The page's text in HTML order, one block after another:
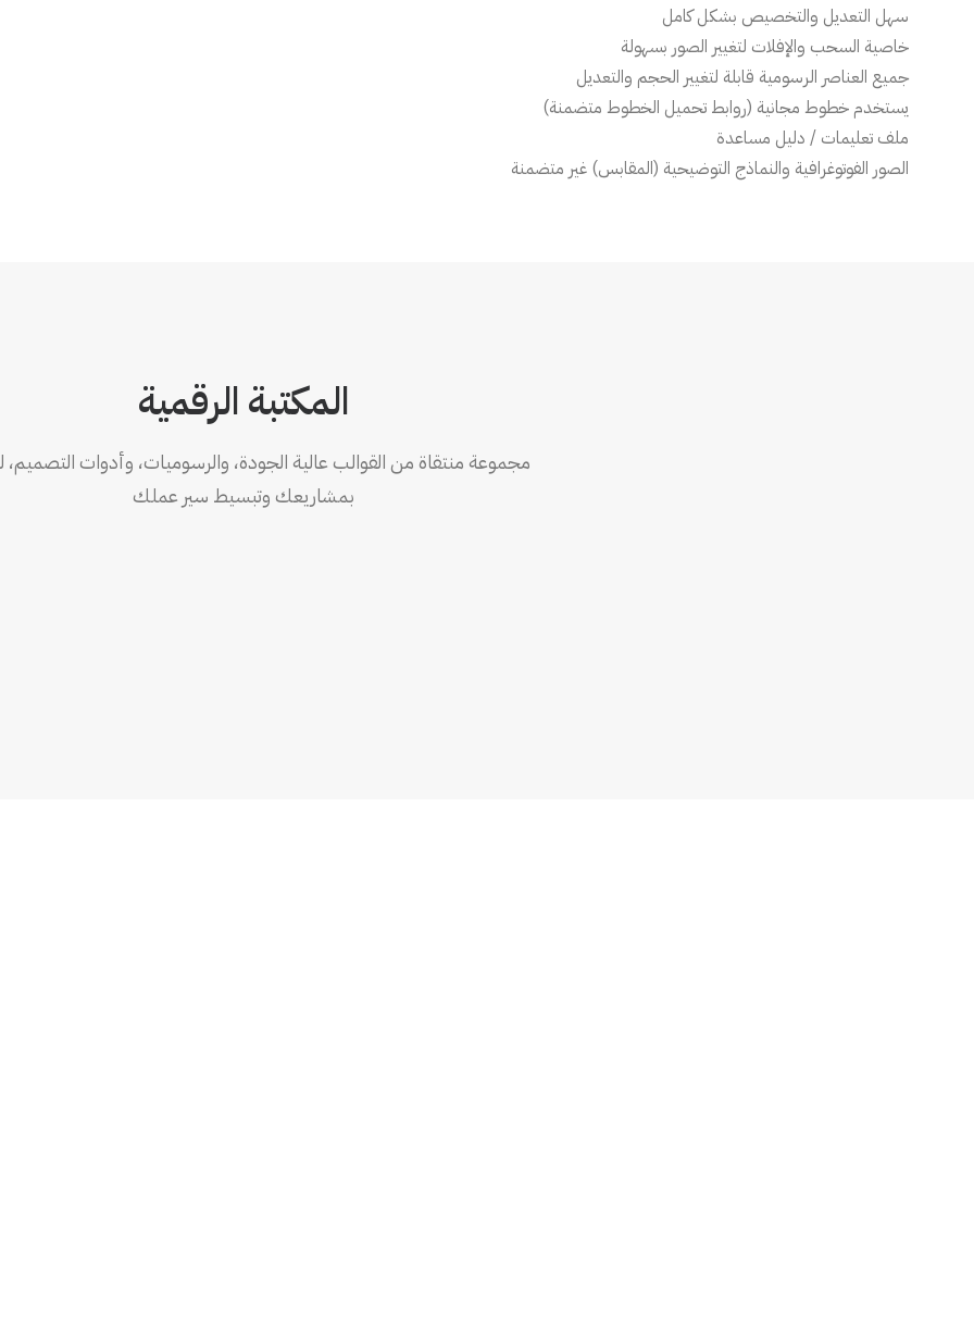
سهل التعديل والتخصيص بشكل كامل
خاصية السحب والإفلات لتغيير الصور بسهولة
جميع العناصر الرسومية قابلة لتغيير الحجم والتعديل
يستخدم خطوط مجانية (روابط تحميل الخطوط متضمنة)
ملف تعليمات / دليل مساعدة
الصور الفوتوغرافية والنماذج التوضيحية (المقابس) غير متضمنة
المكتبة الرقمية
مجموعة منتقاة من القوالب عالية الجودة، والرسوميات، وأدوات التصميم،
بمشاريعك وتبسيط سير عملك